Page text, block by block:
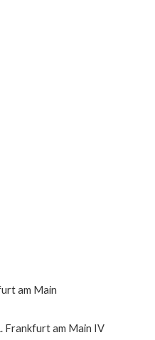
am Main
Frankfurt am Main IV